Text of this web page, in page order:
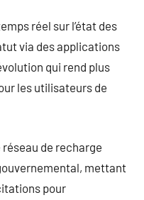
réel sur l’état des
via des applications
qui rend plus
les utilisateurs de
de recharge
mettant
pour